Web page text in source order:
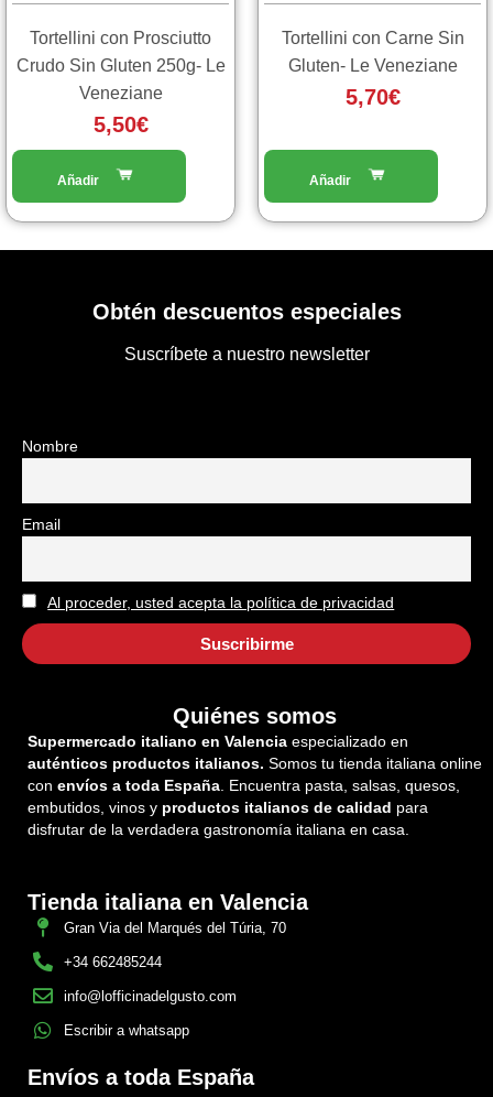
Tortellini con Prosciutto
Crudo Sin Gluten 250g- Le
Veneziane
5,50€
Tortellini con Carne Sin
Gluten- Le Veneziane
5,70€
Obtén descuentos especiales
Suscríbete a nuestro newsletter
Nombre
Email
Al proceder, usted acepta la política de privacidad
Quiénes somos
Supermercado italiano en Valencia especializado en
auténticos productos italianos. Somos tu tienda italiana online
con envíos a toda España . Encuentra pasta, salsas, quesos,
embutidos, vinos y productos italianos de calidad para
disfrutar de la verdadera gastronomía italiana en casa.
Tienda italiana en Valencia
Gran Via del Marqués del Túria, 70
+34 662485244
info@lofficinadelgusto.com
Escribir a whatsapp
Envíos a toda España